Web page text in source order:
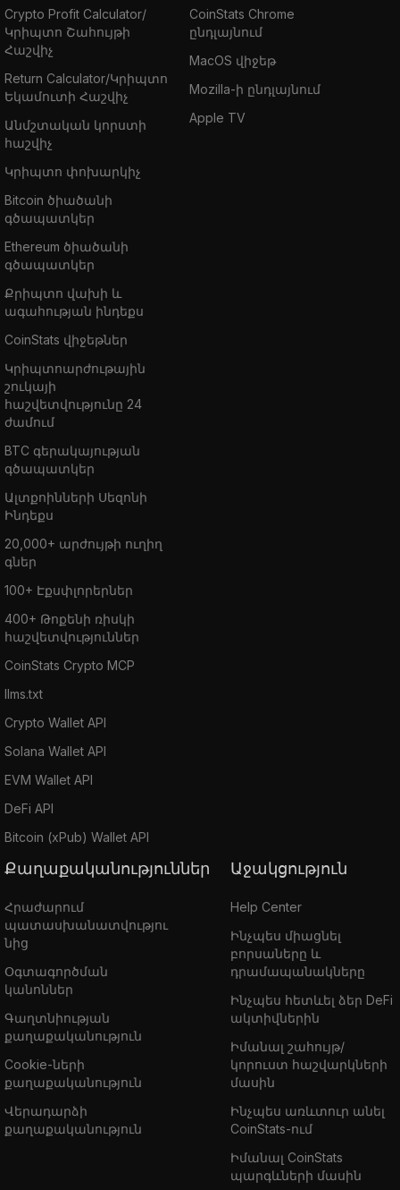
Crypto Profit Calculator/
Կրիպտո Շահույթի
Հաշվիչ
Return Calculator/Կրիպտո
Եկամուտի Հաշվիչ
Անմշտական կորստի
հաշվիչ
Կրիպտո փոխարկիչ
Bitcoin ծիածանի
գծապատկեր
Ethereum ծիածանի
գծապատկեր
Քրիպտո վախի և
ագահության ինդեքս
CoinStats վիջեթներ
Կրիպտոարժութային
շուկայի
հաշվետվությունը 24
ժամում
BTC գերակայության
գծապատկեր
Ալտքոինների Սեզոնի
Ինդեքս
20,000+ արժույթի ուղիղ
գներ
100+ Էքսփլորերներ
400+ Թոքենի ռիսկի
հաշվետվություններ
CoinStats Crypto MCP
llms.txt
Crypto Wallet API
Solana Wallet API
EVM Wallet API
DeFi API
Bitcoin (xPub) Wallet API
CoinStats Chrome
ընդլայնում
MacOS վիջեթ
Mozilla-ի ընդլայնում
Apple TV
Քաղաքականություններ
Հրաժարում
պատասխանատվությու
նից
Օգտագործման
կանոններ
Գաղտնիության
քաղաքականություն
Cookie-ների
քաղաքականություն
Վերադարձի
քաղաքականություն
Աջակցություն
Help Center
Ինչպես միացնել
բորսաները և
դրամապանակները
Ինչպես հետևել ձեր DeFi
ակտիվներին
Իմանալ շահույթ/
կորուստ հաշվարկների
մասին
Ինչպես առևտուր անել
CoinStats-ում
Իմանալ CoinStats
պարգևների մասին